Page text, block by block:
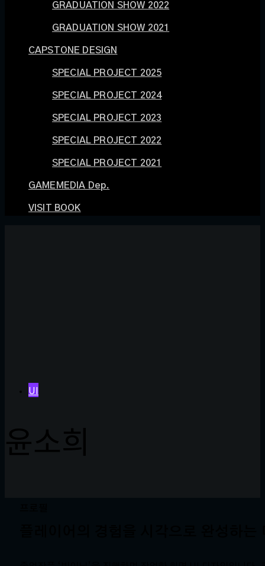
GRADUATION SHOW 2022
GRADUATION SHOW 2021
CAPSTONE DESIGN
SPECIAL PROJECT 2025
SPECIAL PROJECT 2024
SPECIAL PROJECT 2023
SPECIAL PROJECT 2022
SPECIAL PROJECT 2021
GAMEMEDIA Dep.
VISIT BOOK
UI